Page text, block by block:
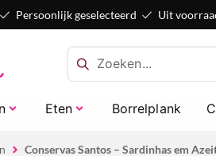
Persoonlijk geselecteerd Uit
Eten Borrelplank
Conservas Santos – Sardinhas em